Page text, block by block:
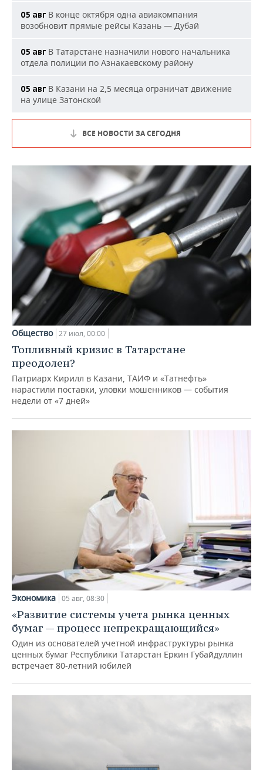
05 авг В конце октября одна авиакомпания
возобновит прямые рейсы Казань — Дубай
05 авг В Татарстане назначили нового начальника
отдела полиции по Азнакаевскому району
05 авг В Казани на 2,5 месяца ограничат движение
на улице Затонской
ВСЕ НОВОСТИ ЗА СЕГОДНЯ
Общество 27 июл, 00:00
Топливный кризис в Татарстане
преодолен?
Патриарх Кирилл в Казани, ТАИФ и «Татнефть»
нарастили поставки, уловки мошенников — события
недели от «7 дней»
Экономика 05 авг, 08:30
«Развитие системы учета рынка ценных
бумаг — процесс непрекращающийся»
Один из основателей учетной инфраструктуры рынка
ценных бумаг Республики Татарстан Еркин Губайдуллин
встречает 80-летний юбилей